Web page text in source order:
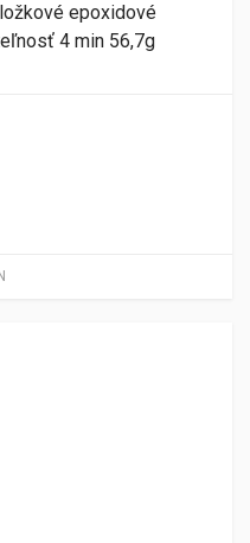
epoxidové
4 min 56,7g